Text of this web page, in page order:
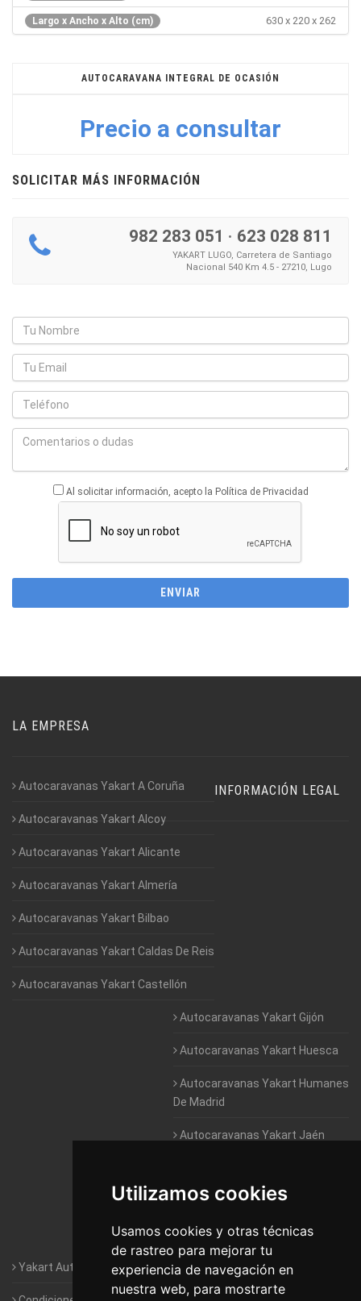
Utilizamos cookies
Usamos cookies y otras técnicas
de rastreo para mejorar tu
experiencia de navegación en
nuestra web, para mostrarte
Largo x Ancho x Alto (cm) 630 x 220 x 262
AUTOCARAVANA INTEGRAL DE OCASIÓN
Precio a consultar
SOLICITAR MÁS INFORMACIÓN
982 283 051 · 623 028 811
YAKART LUGO, Carretera de Santiago
Nacional 540 Km 4.5 - 27210, Lugo
Al solicitar información, acepto la Política de Privacidad
LA EMPRESA
Autocaravanas Yakart A Coruña
Autocaravanas Yakart Alcoy
Autocaravanas Yakart Alicante
Autocaravanas Yakart Almería
Autocaravanas Yakart Bilbao
Autocaravanas Yakart Caldas De Reis
Autocaravanas Yakart Castellón
Autocaravanas Yakart Gijón
Autocaravanas Yakart Huesca
Autocaravanas Yakart Humanes
De Madrid
Autocaravanas Yakart Jaén
Autocaravanas Yakart Valencia
Autocaravanas Yakart Vitoria
INFORMACIÓN LEGAL
Yakart Autocaravanas · La empresa